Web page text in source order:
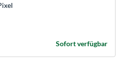
Sofort verfügbar